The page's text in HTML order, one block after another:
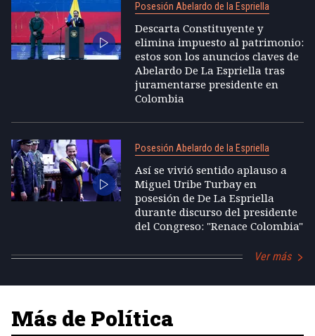
Posesión Abelardo de la Espriella
Descarta Constituyente y
elimina impuesto al patrimonio:
estos son los anuncios claves de
Abelardo De La Espriella tras
juramentarse presidente en
Colombia
Posesión Abelardo de la Espriella
Así se vivió sentido aplauso a
Miguel Uribe Turbay en
posesión de De La Espriella
durante discurso del presidente
del Congreso: "Renace Colombia"
Ver más
Más de Política